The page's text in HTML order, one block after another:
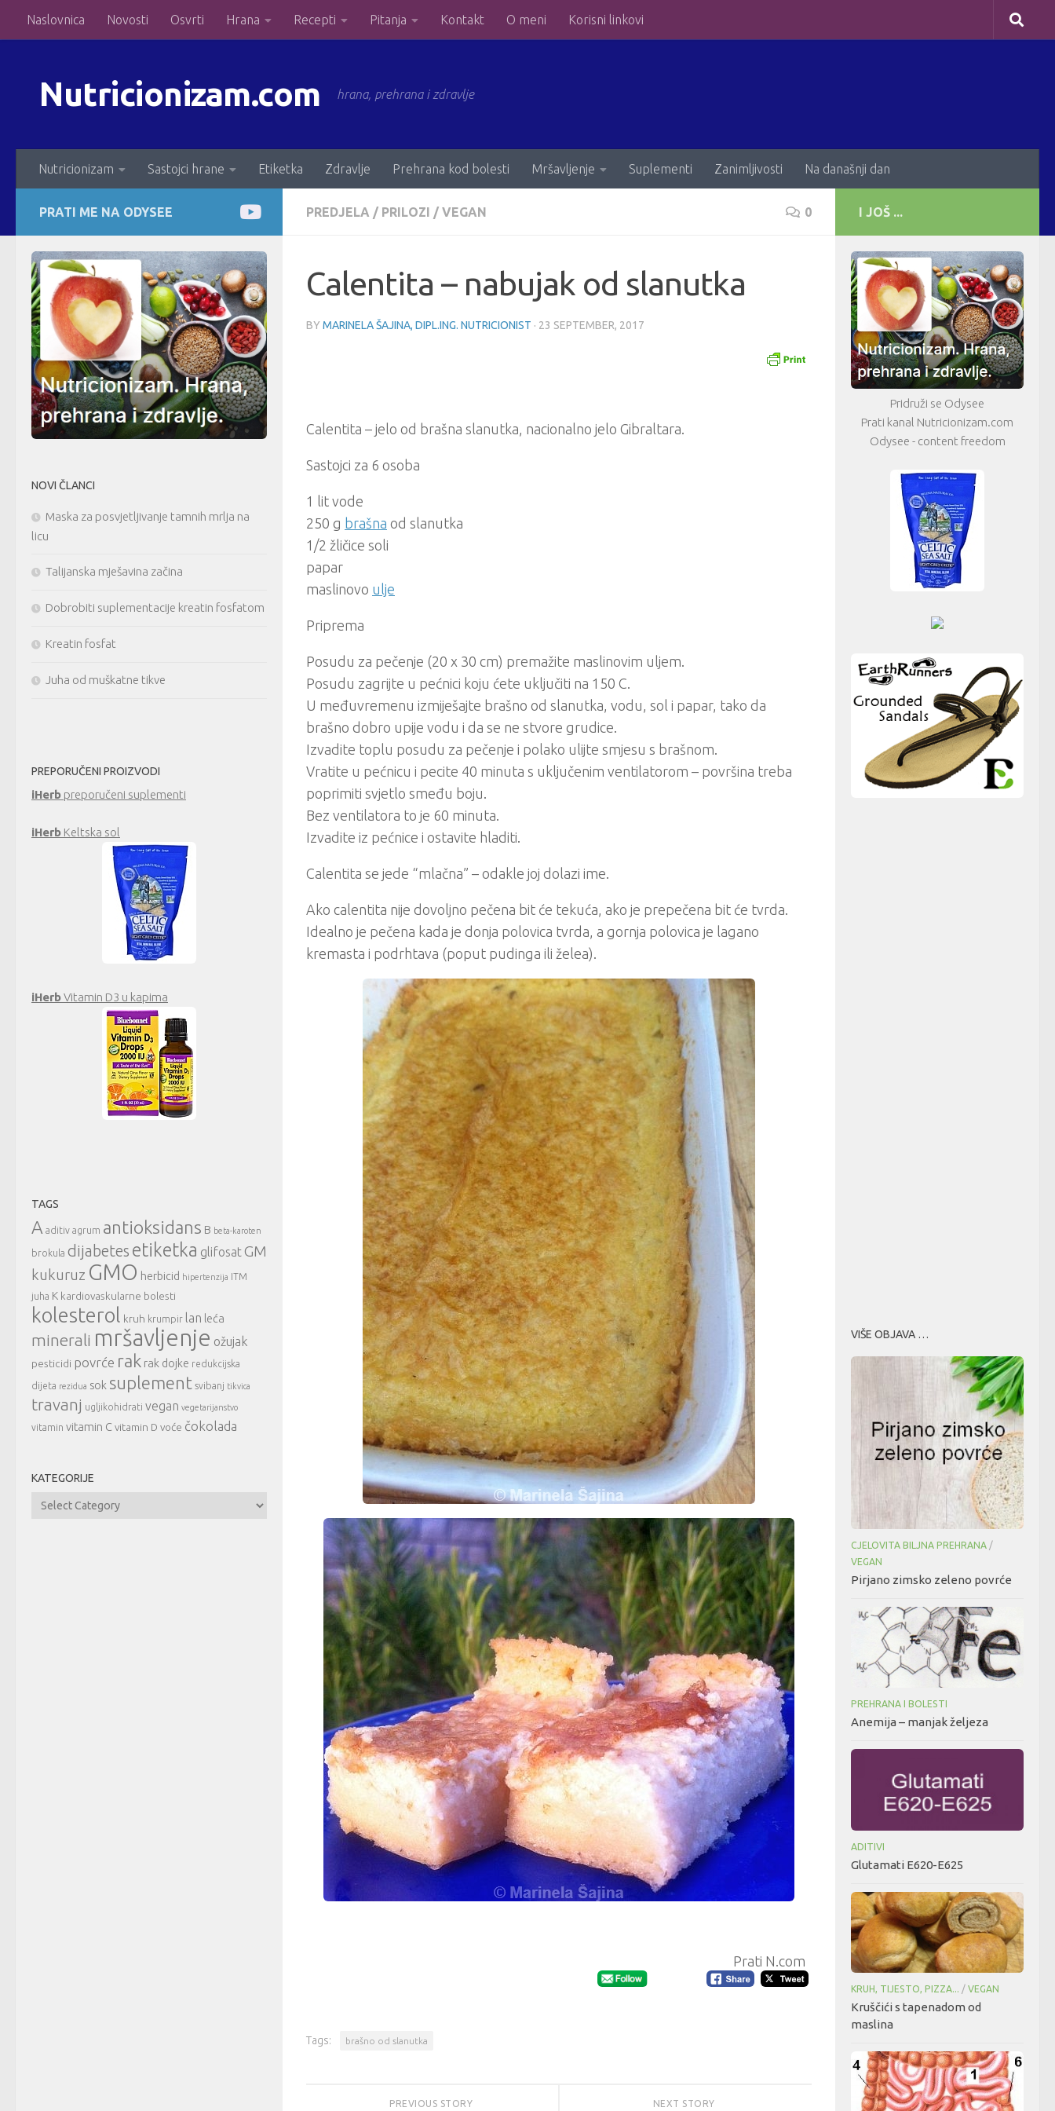
Skip to content
Naslovnica Novosti Osvrti Hrana Recepti Pitanja Kontakt O meni Korisni linkovi
Nutricionizam.com hrana, prehrana i zdravlje
Nutricionizam Sastojci hrane Etiketka Zdravlje Prehrana kod bolesti Mršavljenje Suplementi Zanimljivosti Na današnji dan
PREDJELA / PRILOZI / VEGAN 0
Calentita – nabujak od slanutka
BY MARINELA ŠAJINA, DIPL.ING. NUTRICIONIST · 23 SEPTEMBER, 2017
Calentita – jelo od brašna slanutka, nacionalno jelo Gibraltara.
Sastojci za 6 osoba
1 lit vode
250 g brašna od slanutka
1/2 žličice soli
papar
maslinovo ulje
Priprema
Posudu za pečenje (20 x 30 cm) premažite maslinovim uljem.
Posudu zagrijte u pećnici koju ćete uključiti na 150 C.
U međuvremenu izmiješajte brašno od slanutka, vodu, sol i papar, tako da
brašno dobro upije vodu i da se ne stvore grudice.
Izvadite toplu posudu za pečenje i polako ulijte smjesu s brašnom.
Vratite u pećnicu i pecite 40 minuta s uključenim ventilatorom – površina treba
poprimiti svjetlo smeđu boju.
Bez ventilatora to je 60 minuta.
Izvadite iz pećnice i ostavite hladiti.
Calentita se jede “mlačna” – odakle joj dolazi ime.
Ako calentita nije dovoljno pečena bit će tekuća, ako je prepečena bit će tvrda.
Idealno je pečena kada je donja polovica tvrda, a gornja polovica je lagano
kremasta i podrhtava (poput pudinga ili želea).
Prati N.com
Tags: brašno od slanutka
NEXT STORY
PREVIOUS STORY
PRATI ME NA ODYSEE
NOVI ČLANCI
Maska za posvjetljivanje tamnih mrlja na
licu
Talijanska mješavina začina
Dobrobiti suplementacije kreatin fosfatom
Kreatin fosfat
Juha od muškatne tikve
PREPORUČENI PROIZVODI
iHerb preporučeni suplementi
iHerb Keltska sol
iHerbVitamin D3 u kapima
TAGS
A aditiv agrum antioksidans B beta-karoten
brokula dijabetes etiketka glifosatGM
kukuruz GMO herbicid hipertenzija ITM
juha K kardiovaskularne bolesti
kolesterol kruh krumpir lan leća
minerali mršavljenje ožujak
pesticidi povrće rak rak dojke redukcijska
dijeta rezidua sok suplement svibanj tikvica
travanj ugljikohidrati vegan vegetarijanstvo
vitamin vitamin C vitamin D voće čokolada
KATEGORIJE
Kategorije
I JOŠ ...
Pridruži se Odysee
Prati kanal Nutricionizam.com
Odysee - content freedom
VIŠE OBJAVA …
CJELOVITA BILJNA PREHRANA /
VEGAN
Pirjano zimsko zeleno povrće
PREHRANA I BOLESTI
Anemija – manjak željeza
ADITIVI
Glutamati E620-E625
KRUH, TIJESTO, PIZZA... / VEGAN
Kruščići s tapenadom od
maslina